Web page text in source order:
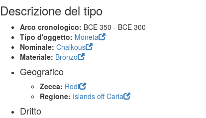
Descrizione del tipo
Arco cronologico: BCE 350 - BCE 300
Tipo d'oggetto: Moneta
Nominale: Chalkous
Materiale: Bronzo
Geografico
Zecca: Rodi
Regione: Islands off Caria
Dritto